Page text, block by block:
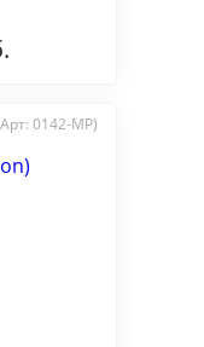
0142-MP)